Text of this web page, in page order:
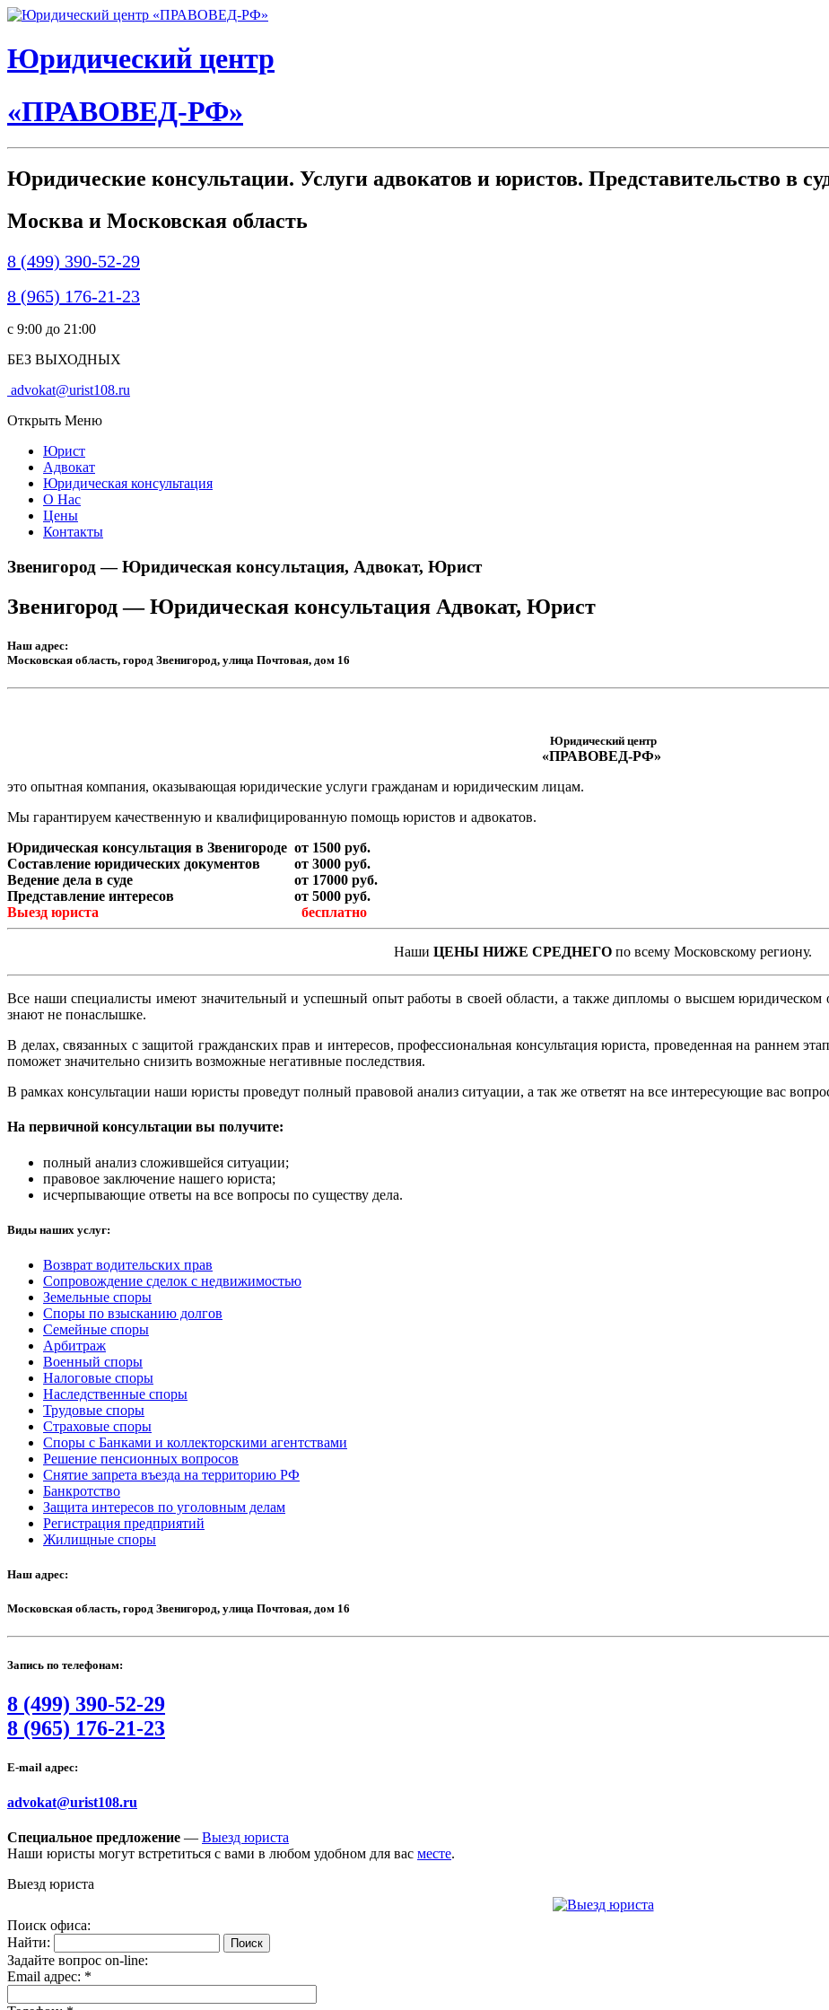
Юридический центр
«ПРАВОВЕД-РФ»
Юридические консультации. Услуги адвокатов и юристов. Представительство в
Москва и Московская область
8 (499) 390-52-29
8 (965) 176-21-23
c 9:00 до 21:00
БЕЗ ВЫХОДНЫХ
advokat@urist108.ru
Открыть Меню
Юрист
Адвокат
Юридическая консультация
О Нас
Цены
Контакты
Звенигород — Юридическая консультация, Адвокат, Юрист
Звенигород — Юридическая консультация Адвокат, Юрист
Наш адрес:
Московская область, город Звенигород, улица Почтовая, дом 16
Юридический центр
«ПРАВОВЕД-РФ»
это опытная компания, оказывающая юридические услуги гражданам и юридическим лицам.
Мы гарантируем качественную и квалифицированную помощь юристов и адвокатов.
Юридическая консультация в Звенигороде от 1500 руб.
Составление юридических документов
от 3000 руб.
Ведение дела в суде
от 17000 руб.
Представление интересов
от 5000 руб.
Выезд юриста
бесплатно
Наши ЦЕНЫ НИЖЕ СРЕДНЕГО по всему Московскому региону.
Все наши специалисты имеют значительный и успешный опыт работы в своей области, а также дипломы о высшем юридическом
знают не понаслышке.
В делах, связанных с защитой гражданских прав и интересов, профессиональная консультация юриста, проведенная на раннем
поможет значительно снизить возможные негативные последствия.
В рамках консультации наши юристы проведут полный правовой анализ ситуации, а так же ответят на все интересующие вас
На первичной консультации вы получите:
полный анализ сложившейся ситуации;
правовое заключение нашего юриста;
исчерпывающие ответы на все вопросы по существу дела.
Виды наших услуг:
Возврат водительских прав
Сопровождение сделок с недвижимостью
Земельные споры
Споры по взысканию долгов
Семейные споры
Арбитраж
Военный споры
Налоговые споры
Наследственные споры
Трудовые споры
Страховые споры
Споры с Банками и коллекторскими агентствами
Решение пенсионных вопросов
Снятие запрета въезда на территорию РФ
Банкротство
Защита интересов по уголовным делам
Регистрация предприятий
Жилищные споры
Наш адрес:
Московская область, город Звенигород, улица Почтовая, дом 16
Запись по телефонам:
8 (499) 390-52-29
8 (965) 176-21-23
E-mail адрес:
advokat@urist108.ru
Специальное предложение — Выезд юриста
Наши юристы могут встретиться с вами в любом удобном для вас месте.
Выезд юриста
Поиск офиса:
Найти:
Задайте вопрос on-line:
Email адрес: *